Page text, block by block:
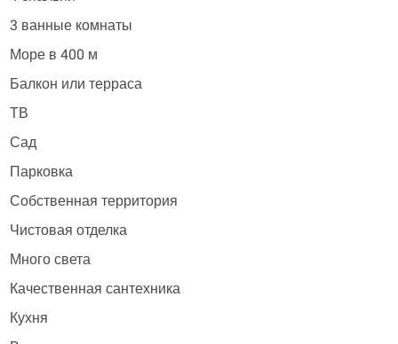
3 ванные комнаты
Море в 400 м
Балкон или терраса
ТВ
Сад
Парковка
Собственная территория
Чистовая отделка
Много света
Качественная сантехника
Кухня